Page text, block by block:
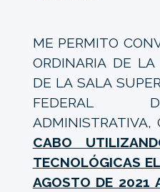
ME PERMITO
ORDINARIA DE LA
DE LA SALA
FEDERAL
ADMINISTRATIVA,
CABO
TECNOLÓGICAS
AGOSTO DE 2021